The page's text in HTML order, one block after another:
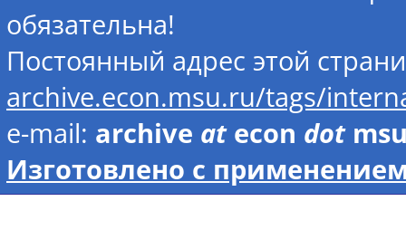
обязательна!
Постоянный адрес этой
archive.econ.msu.ru/tags/
e-mail: archive atecon dot
Изготовлено с